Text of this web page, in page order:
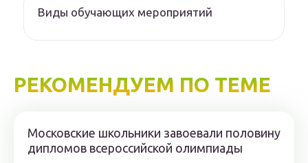
Виды обучающих мероприятий
РЕКОМЕНДУЕМ ПО ТЕМЕ
Московские школьники завоевали половину
дипломов всероссийской олимпиады